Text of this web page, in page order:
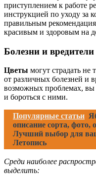
приступлением к работе
инструкцией по уходу за
правильным
красивым и здоровым на
Болезни и
Цветы могут страдать не
от различных болезней и
возможных проблемах, вы
и бороться с ними.
Популярные статьи
описание сорта, фото,
Лучший выбор для
Летопись
Среди наиболее
выделить: